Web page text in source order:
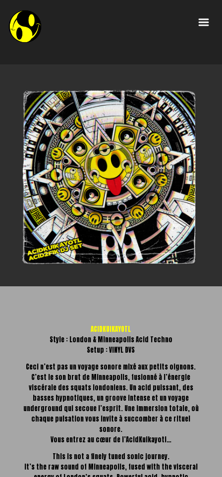
ACIDKUIKAYOTL
Style : London & Minneapolis Acid Techno
Setup : VINYL DVS
Ceci n’est pas un voyage sonore mixé aux petits oignons.
C’est le son brut de Minneapolis, fusionné à l’énergie
viscérale des squats londoniens. Un acid puissant, des
basses hypnotiques, un groove intense et un voyage
underground qui secoue l’esprit. Une immersion totale, où
chaque pulsation vous invite à succomber à ce rituel
sonore.
Vous entrez au cœur de l’AcidKuikayotl…
This is not a finely tuned sonic journey.
It’s the raw sound of Minneapolis, fused with the visceral